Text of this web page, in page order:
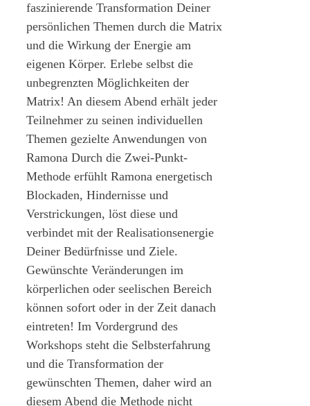
faszinierende Transformation Deiner
persönlichen Themen durch die Matrix
und die Wirkung der Energie am
eigenen Körper. Erlebe selbst die
unbegrenzten Möglichkeiten der
Matrix! An diesem Abend erhält jeder
Teilnehmer zu seinen individuellen
Themen gezielte Anwendungen von
Ramona Durch die Zwei-Punkt-
Methode erfühlt Ramona energetisch
Blockaden, Hindernisse und
Verstrickungen, löst diese und
verbindet mit der Realisationsenergie
Deiner Bedürfnisse und Ziele.
Gewünschte Veränderungen im
körperlichen oder seelischen Bereich
können sofort oder in der Zeit danach
eintreten! Im Vordergrund des
Workshops steht die Selbsterfahrung
und die Transformation der
gewünschten Themen, daher wird an
diesem Abend die Methode nicht